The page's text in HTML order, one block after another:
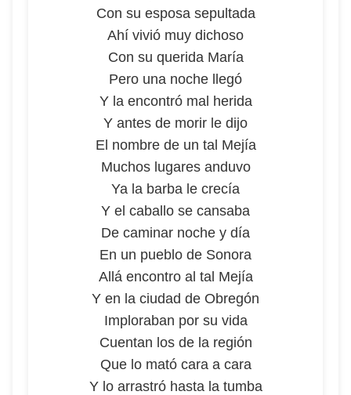
Con su esposa sepultada
Ahí vivió muy dichoso
Con su querida María
Pero una noche llegó
Y la encontró mal herida
Y antes de morir le dijo
El nombre de un tal Mejía
Muchos lugares anduvo
Ya la barba le crecía
Y el caballo se cansaba
De caminar noche y día
En un pueblo de Sonora
Allá encontro al tal Mejía
Y en la ciudad de Obregón
Imploraban por su vida
Cuentan los de la región
Que lo mató cara a cara
Y lo arrastró hasta la tumba